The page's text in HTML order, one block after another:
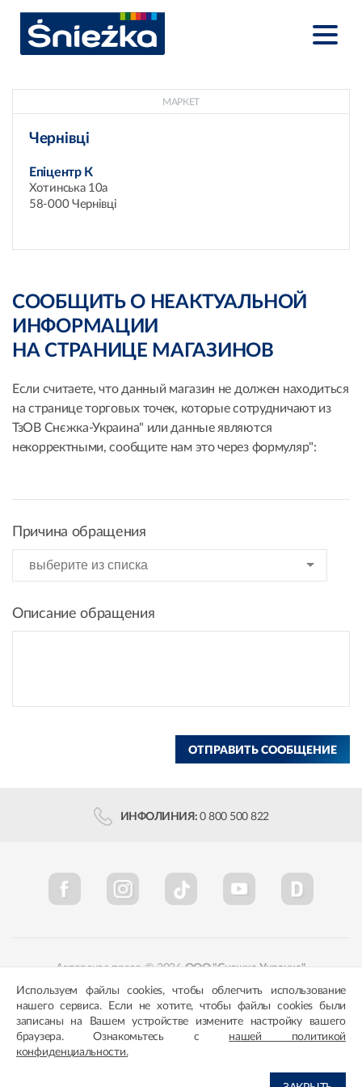
МАРКЕТ
Чернівці
Епіцентр К
Хотинська 10а
58-000 Чернівці
СООБЩИТЬ О НЕАКТУАЛЬНОЙ
ИНФОРМАЦИИ
НА СТРАНИЦЕ МАГАЗИНОВ
Если считаете, что данный магазин не должен находиться
на странице торговых точек, которые сотрудничают из
ТзОВ Снєжка-Украина" или данные являются
некорректными, сообщите нам это через формуляр":
Причина обращения
Описание обращения
ОТПРАВИТЬ СООБЩЕНИЕ
ИНФОЛИНИЯ: 0 800 500 822
Авторское право © 2026ООО "Снежка-Украина"
Политика конфиденциальности Соответствие цветов
Используем файлы cookies, чтобы облегчить использование
нашего сервиса. Если не хотите, чтобы файлы cookies были
записаны на Вашем устройстве измените настройку вашего
браузера. Ознакомьтесь с нашей политикой
конфиденциальности.